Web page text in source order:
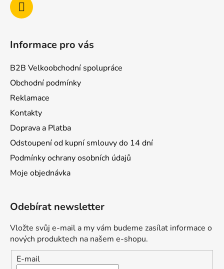
Informace pro vás
B2B Velkoobchodní spolupráce
Obchodní podmínky
Reklamace
Kontakty
Doprava a Platba
Odstoupení od kupní smlouvy do 14 dní
Podmínky ochrany osobních údajů
Moje objednávka
Odebírat newsletter
Vložte svůj e-mail a my vám budeme zasílat informace o
nových produktech na našem e-shopu.
E-mail